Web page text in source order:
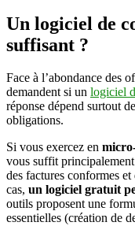
Un logiciel de
suffisant ?
Face à l’abondance des
demandent si un logiciel
réponse dépend surtout
obligations.
Si vous exercez en
vous suffit
des factures conformes
cas, un logiciel gratuit
outils proposent une
essentielles (création de